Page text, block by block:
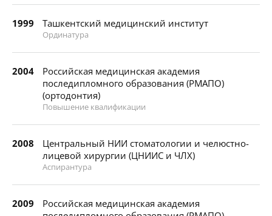
1999 Ташкентский медицинский институт
Ординатура
2004
Российская медицинская академия
последипломного образования (РМАПО)
(ортодонтия)
Повышение квалификации
2008
Центральный НИИ стоматологии и челюстно-
лицевой хирургии (ЦНИИС и ЧЛХ)
Аспирантура
2009
Российская медицинская академия